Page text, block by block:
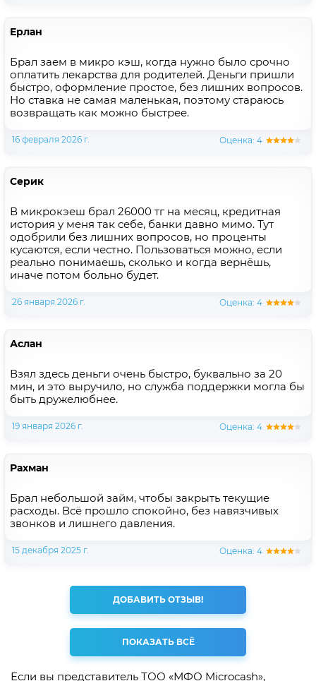
Ерлан
Брал заем в микро кэш, когда нужно было срочно
оплатить лекарства для родителей. Деньги пришли
быстро, оформление простое, без лишних вопросов.
Но ставка не самая маленькая, поэтому стараюсь
возвращать как можно быстрее.
16 февраля 2026 г. Оценка: 4
Серик
В микрокэеш брал 26000 тг на месяц, кредитная
история у меня так себе, банки давно мимо. Тут
одобрили без лишних вопросов, но проценты
кусаются, если честно. Пользоваться можно, если
реально понимаешь, сколько и когда вернёшь,
иначе потом больно будет.
26 января 2026 г. Оценка: 4
Аслан
Взял здесь деньги очень быстро, буквально за 20
мин, и это выручило, но служба поддержки могла бы
быть дружелюбнее.
19 января 2026 г. Оценка: 4
Рахман
Брал небольшой займ, чтобы закрыть текущие
расходы. Всё прошло спокойно, без навязчивых
звонков и лишнего давления.
15 декабря 2025 г. Оценка: 4
ДОБАВИТЬ ОТЗЫВ!
ПОКАЗАТЬ ВСЁ
Если вы представитель ТОО «МФО Microcash»,